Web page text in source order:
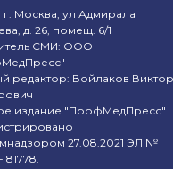
г. Москва, ул Адмирала
д. 26, помещ. 6/1
СМИ: ООО
редактор: Войлаков Виктор
издание "ПрофМедПресс"
27.08.2021 ЭЛ №